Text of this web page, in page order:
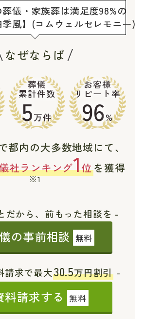
儀・家族葬は満足度98%の
季風】(コムウェルセレモニー)
なぜならば
葬儀
累計件数
5万件
お客様
リピート率
96%
都内の大多数地域にて、
社ランキング1位を獲得
※1
だから、前もった相談を -
の事前相談 無料
請求で最大30.5万円割引 -
料請求する 無料